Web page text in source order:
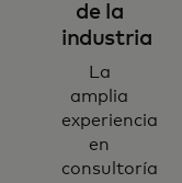
de la
industria
La
amplia
experiencia
en
consultoría